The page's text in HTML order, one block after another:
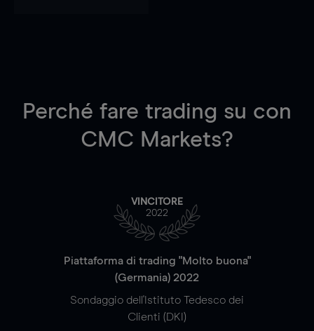
Perché fare trading su con
CMC Markets?
VINCITORE
2022
Piattaforma di trading "Molto buona"
(Germania) 2022
Sondaggio dell'Istituto Tedesco dei
Clienti (DKI)